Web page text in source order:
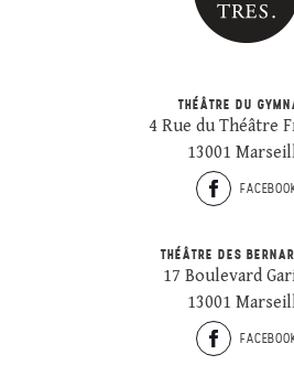
THÉÂTRE DU
4 Rue du Théâtre
13001
THÉÂTRE DES
17 Boulevard
13001